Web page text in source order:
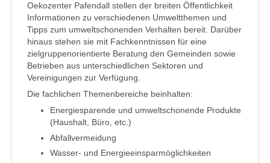
Oekozenter Pafendall stellen der breiten Öffentlichkeit
Informationen zu verschiedenen Umweltthemen und
Tipps zum umweltschonenden Verhalten bereit. Darüber
hinaus stehen sie mit Fachkenntnissen für eine
zielgruppenorientierte Beratung den Gemeinden sowie
Betrieben aus unterschiedlichen Sektoren und
Vereinigungen zur Verfügung.
Die fachlichen Themenbereiche beinhalten:
Energiesparende und umweltschonende Produkte
(Haushalt, Büro, etc.)
Abfallvermeidung
Wasser- und Energieeinsparmöglichkeiten